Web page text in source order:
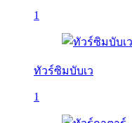
1
ทัวร์ซิมบับเว
1